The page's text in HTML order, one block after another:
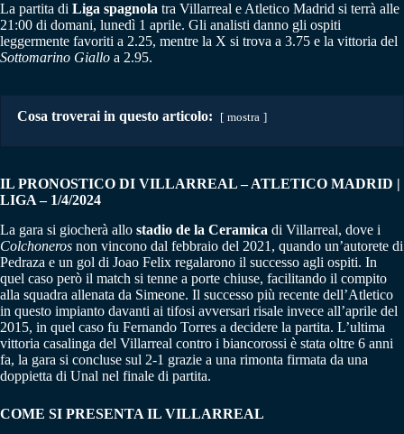
La partita di Liga spagnola tra Villarreal e Atletico Madrid si terrà alle
21:00 di domani, lunedì 1 aprile. Gli analisti danno gli ospiti
leggermente favoriti a 2.25, mentre la X si trova a 3.75 e la vittoria del
Sottomarino Giallo a 2.95.
Cosa troverai in questo articolo: mostra
IL PRONOSTICO DI VILLARREAL – ATLETICO MADRID |
LIGA – 1/4/2024
La gara si giocherà allo stadio de la Ceramica di Villarreal, dove i
Colchoneros non vincono dal febbraio del 2021, quando un’autorete di
Pedraza e un gol di Joao Felix regalarono il successo agli ospiti. In
quel caso però il match si tenne a porte chiuse, facilitando il compito
alla squadra allenata da Simeone. Il successo più recente dell’Atletico
in questo impianto davanti ai tifosi avversari risale invece all’aprile del
2015, in quel caso fu Fernando Torres a decidere la partita. L’ultima
vittoria casalinga del Villarreal contro i biancorossi è stata oltre 6 anni
fa, la gara si concluse sul 2-1 grazie a una rimonta firmata da una
doppietta di Unal nel finale di partita.
COME SI PRESENTA IL VILLARREAL